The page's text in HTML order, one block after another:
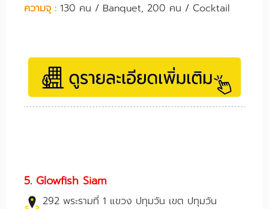
ความจุ : 130 คน / Banquet, 200 คน / Cocktail
5. Glowfish Siam
292 พระรามที่ 1 แขวง ปทุมวัน เขต ปทุมวัน